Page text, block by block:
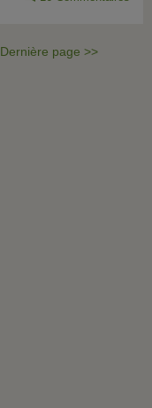
Dernière page >>